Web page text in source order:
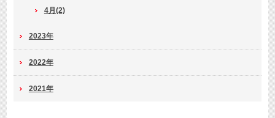
4月(2)
2023年
2022年
2021年